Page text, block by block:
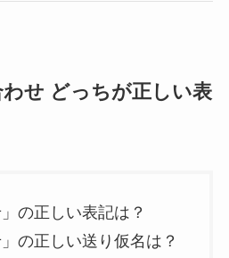
せ どっちが正しい表
の正しい表記は？
」の正しい送り仮名は？